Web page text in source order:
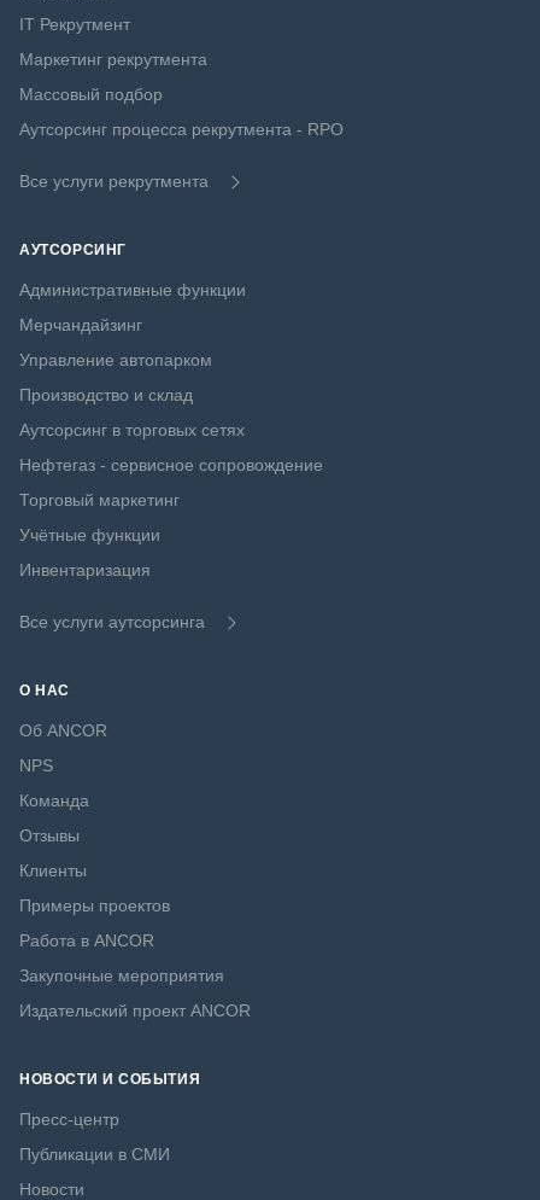
IT Рекрутмент
Маркетинг рекрутмента
Массовый подбор
Аутсорсинг процесса рекрутмента - RPO
Все услуги рекрутмента
АУТСОРСИНГ
Административные функции
Мерчандайзинг
Управление автопарком
Производство и склад
Аутсорсинг в торговых сетях
Нефтегаз - сервисное сопровождение
Торговый маркетинг
Учётные функции
Инвентаризация
Все услуги аутсорсинга
О НАС
Об ANCOR
NPS
Команда
Отзывы
Клиенты
Примеры проектов
Работа в ANCOR
Закупочные мероприятия
Издательский проект ANCOR
НОВОСТИ И СОБЫТИЯ
Пресс-центр
Публикации в СМИ
Новости